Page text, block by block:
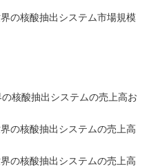
の核酸抽出システム市場規模
核酸抽出システムの売上高お
の核酸抽出システムの売上高
の核酸抽出システムの売上高